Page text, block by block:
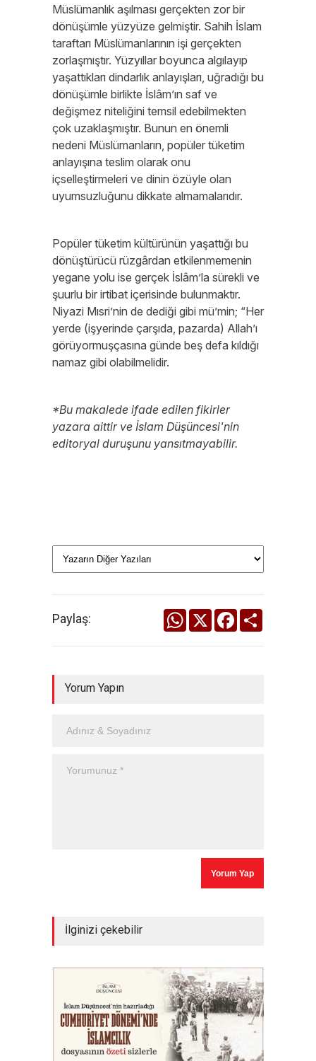
Müslümanlık aşılması gerçekten zor bir
dönüşümle yüzyüze gelmiştir. Sahih İslam
taraftarı Müslümanlarının işi gerçekten
zorlaşmıştır. Yüzyıllar boyunca algılayıp
yaşattıkları dindarlık anlayışları, uğradığı bu
dönüşümle birlikte İslâm’ın saf ve
değişmez niteliğini temsil edebilmekten
çok uzaklaşmıştır. Bunun en önemli
nedeni Müslümanların, popüler tüketim
anlayışına teslim olarak onu
içselleştirmeleri ve dinin özüyle olan
uyumsuzluğunu dikkate almamalarıdır.
Popüler tüketim kültürünün yaşattığı bu
dönüştürücü rüzgârdan etkilenmemenin
yegane yolu ise gerçek İslâm’la sürekli ve
şuurlu bir irtibat içerisinde bulunmaktır.
Niyazi Mısri’nin de dediği gibi mü’min; “Her
yerde (işyerinde çarşıda, pazarda) Allah’ı
görüyormuşçasına günde beş defa kıldığı
namaz gibi olabilmelidir.
*Bu makalede ifade edilen fikirler
yazara aittir ve İslam Düşüncesi'nin
editoryal duruşunu yansıtmayabilir.
Paylaş: WhatsApp
X Facebook
Yorum Yapın
İlginizi çekebilir